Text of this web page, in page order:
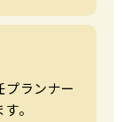
ランナー
。